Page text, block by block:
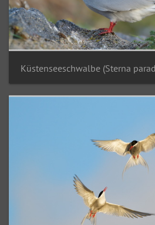
Küstenseeschwalbe (Sterna